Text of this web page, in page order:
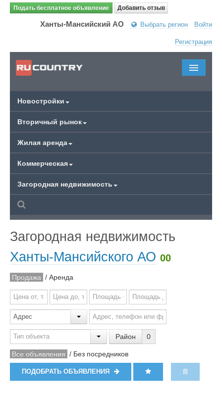
Подать бесплатное объявление Добавить отзыв
Ханты-Мансийский АО Выбрать регион Войти
Регистрация
Новостройки
Вторичный рынок
Жилая аренда
Коммерческая
Загородная недвижимость
Загородная недвижимость
Ханты-Мансийского АО 00
Продажа / Аренда
Район 0
Все объявления / Без посредников
ПОДОБРАТЬ ОБЪЯВЛЕНИЯ